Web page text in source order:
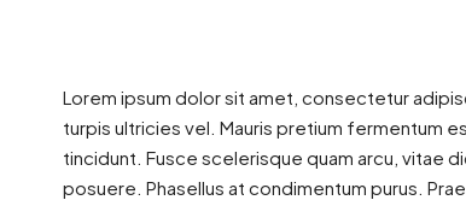
Lorem ipsum dolor sit amet, consectetur
turpis ultricies vel. Mauris pretium fermentum
tincidunt. Fusce scelerisque quam arcu, vitae
posuere. Phasellus at condimentum purus.